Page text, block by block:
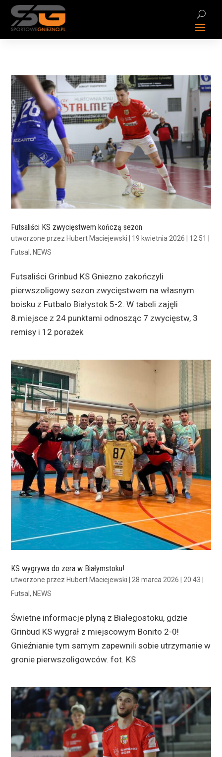
Futsaliści KS zwycięstwem kończą sezon
utworzone przez Hubert Maciejewski 19 kwietnia 2026 | 12:51
Futsal, NEWS
Futsaliści Grinbud KS Gniezno zakończyli
pierwszoligowy sezon zwycięstwem na własnym
boisku z Futbalo Białystok 5-2. W tabeli zajęli
8.miejsce z 24 punktami odnosząc 7 zwycięstw, 3
remisy i 12 porażek
KS wygrywa do zera w Białymstoku!
utworzone przez Hubert Maciejewski 28 marca 2026 | 20:43
Futsal, NEWS
Świetne informacje płyną z Białegostoku, gdzie
Grinbud KS wygrał z miejscowym Bonito 2-0!
Gnieźnianie tym samym zapewnili sobie utrzymanie w
gronie pierwszoligowców. fot. KS